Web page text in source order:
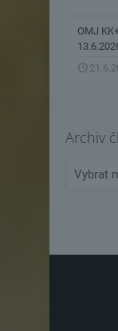
OMJ
Archiv
článků